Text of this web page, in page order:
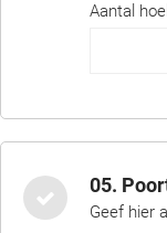
Aantal
05.
Geef hier